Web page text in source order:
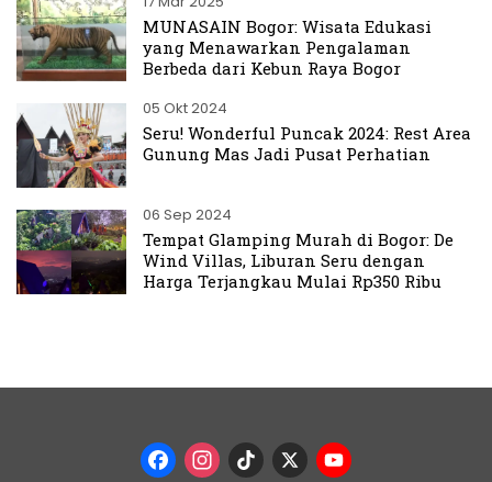
MUNASAIN Bogor: Wisata Edukasi
yang Menawarkan Pengalaman
Berbeda dari Kebun Raya Bogor
05 Okt 2024
Seru! Wonderful Puncak 2024: Rest Area
Gunung Mas Jadi Pusat Perhatian
06 Sep 2024
Tempat Glamping Murah di Bogor: De
Wind Villas, Liburan Seru dengan
Harga Terjangkau Mulai Rp350 Ribu
Facebook
Instagram
TikTok
X